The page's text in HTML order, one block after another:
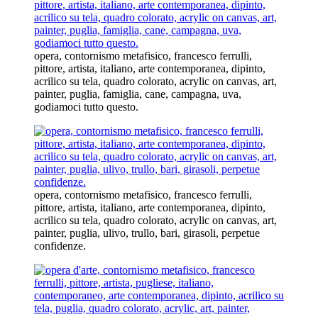
opera, contornismo metafisico, francesco ferrulli,
pittore, artista, italiano, arte contemporanea, dipinto,
acrilico su tela, quadro colorato, acrylic on canvas, art,
painter, puglia, famiglia, cane, campagna, uva,
godiamoci tutto questo.
opera, contornismo metafisico, francesco ferrulli,
pittore, artista, italiano, arte contemporanea, dipinto,
acrilico su tela, quadro colorato, acrylic on canvas, art,
painter, puglia, ulivo, trullo, bari, girasoli, perpetue
confidenze.